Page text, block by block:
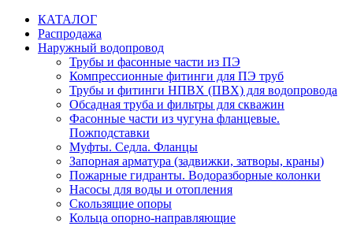
КАТАЛОГ
Распродажа
Наружный водопровод
Трубы и фасонные части из ПЭ
Компрессионные фитинги для ПЭ труб
Трубы и фитинги НПВХ (ПВХ) для водопровода
Обсадная труба и фильтры для скважин
Фасонные части из чугуна фланцевые.
Пожподставки
Муфты. Седла. Фланцы
Запорная арматура (задвижки, затворы, краны)
Пожарные гидранты. Водоразборные колонки
Насосы для воды и отопления
Скользящие опоры
Кольца опорно-направляющие